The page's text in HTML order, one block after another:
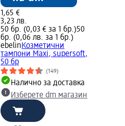
1,65 €
3,23 лв.
50 бр. (0,03 € за 1 бр.)50
бр. (0,06 лв. за 1 бр.)
ebelinКозметични
тампони Maxi, supersoft,
50 бр
(149)
Налично за доставка
Изберете dm магазин